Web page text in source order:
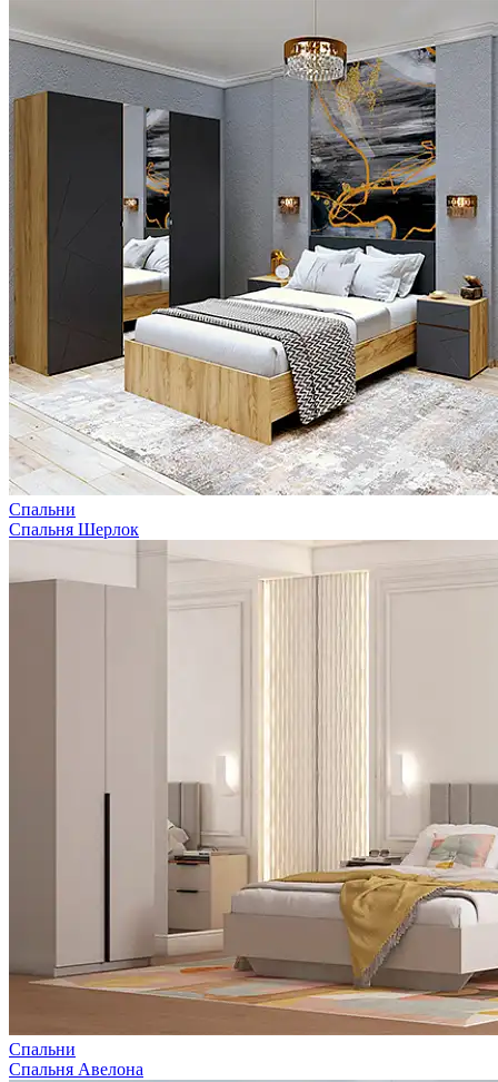
Спальни
Спальня Шерлок
Спальни
Спальня Авелона